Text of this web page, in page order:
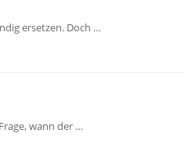
ersetzen. Doch …
wann der …